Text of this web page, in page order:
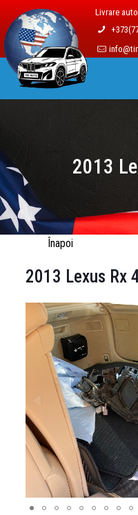
Livrare
2013
Înapoi
2013 Lexus Rx